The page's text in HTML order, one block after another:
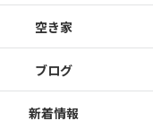
空き家
ブログ
新着情報